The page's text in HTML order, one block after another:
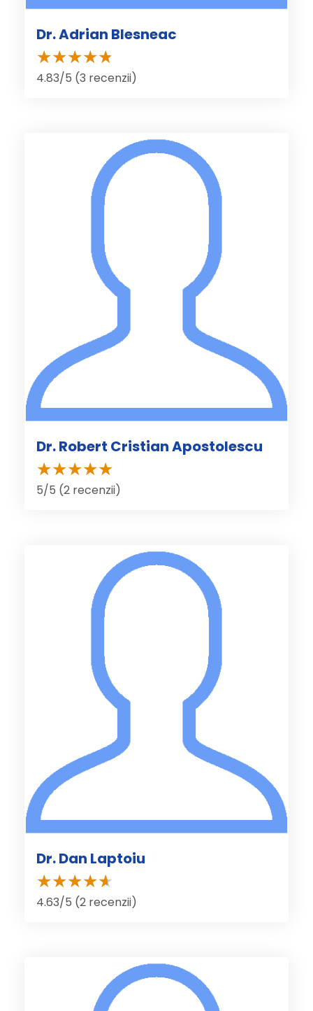
Dr. Adrian Blesneac
4.83/5 (3 recenzii)
Dr. Robert Cristian Apostolescu
5/5 (2 recenzii)
Dr. Dan Laptoiu
4.63/5 (2 recenzii)